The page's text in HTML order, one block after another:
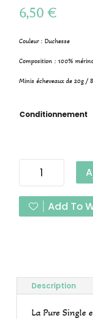
6,50 €
Couleur : Duchesse
Composition : 100%
Minis écheveaux de 20g /
Conditionnement
Pure
Single
Add To
Description
La Pure Single